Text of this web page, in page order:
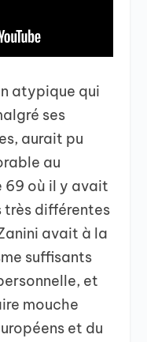
atypique qui
ses
aurait pu
au
69 où il y avait
très différentes
avait à la
suffisants
et
mouche
et du